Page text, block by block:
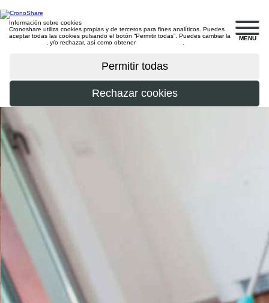
MENU
Información sobre cookies
Cronoshare utiliza cookies propias y de terceros para fines analíticos. Puedes
aceptar todas las cookies pulsando el botón “Permitir todas”. Puedes cambiar la
, y/o rechazar, así como obtener